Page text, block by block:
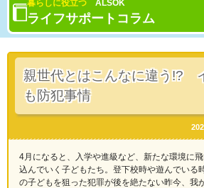
暮らしに役立つ ALSOK
ライフサポートコラム
親世代とはこんなに違う!?
も防犯事情
4月になると、入学や進級など、新たな環境に
込んでいく子どもたち。登下校時や遊んでいる
の子どもを狙った犯罪が後を絶たない昨今、我